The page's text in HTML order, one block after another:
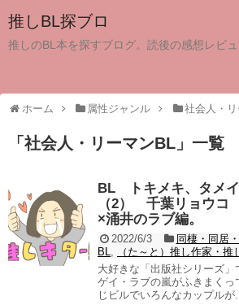
推しBL探ブロ
推しのBL本を探すブログ。読後の感想レビュ
ホーム 属性ジャンル 社会人・
「 社会人・リーマンBL 」 一覧
BL トキメキ、タメ
（2） 千葉リョウ
×涌井のラブ編。
2022/6/3 同棲・同居
BL,
（た～と）推し作家・推
大好きな「出版社シリーズ」
ゲイ・ラブの嵐がふきまくっ
じビルでいろんなカップルが